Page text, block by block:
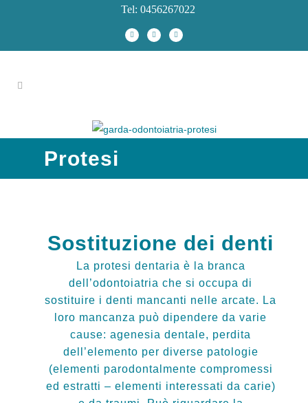
Tel: 0456267022
Protesi
Sostituzione dei denti
La protesi dentaria è la branca
dell’odontoiatria che si occupa di
sostituire i denti mancanti nelle arcate. La
loro mancanza può dipendere da varie
cause: agenesia dentale, perdita
dell’elemento per diverse patologie
(elementi parodontalmente compromessi
ed estratti – elementi interessati da carie)